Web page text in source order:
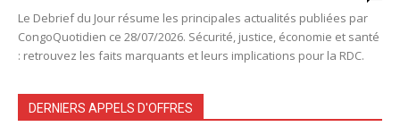
Le Debrief du Jour résume les principales actualités publiées par
CongoQuotidien ce 28/07/2026. Sécurité, justice, économie et santé
: retrouvez les faits marquants et leurs implications pour la RDC.
DERNIERS APPELS D'OFFRES